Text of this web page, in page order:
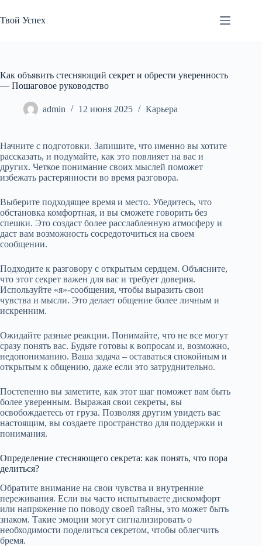
к
сути
Твой Успех
Как объявить стесняющий секрет и обрести уверенность
— Пошаговое руководство
admin 12 июня 2025 Карьера
Начните с подготовки. Запишите, что именно вы хотите
рассказать, и подумайте, как это повлияет на вас и
других. Четкое понимание своих мыслей поможет
избежать растерянности во время разговора.
Выберите подходящее время и место. Убедитесь, что
обстановка комфортная, и вы сможете говорить без
спешки. Это создаст более расслабленную атмосферу и
даст вам возможность сосредоточиться на своем
сообщении.
Подходите к разговору с открытым сердцем. Объясните,
что этот секрет важен для вас и требует доверия.
Используйте «я»-сообщения, чтобы выразить свои
чувства и мысли. Это делает общение более личным и
искренним.
Ожидайте разные реакции. Понимайте, что не все могут
сразу понять вас. Будьте готовы к вопросам и, возможно,
недопониманию. Ваша задача – оставаться спокойным и
открытым к общению, даже если это затруднительно.
Постепенно вы заметите, как этот шаг поможет вам быть
более уверенным. Выражая свои секреты, вы
освобождаетесь от груза. Позволяя другим увидеть вас
настоящим, вы создаете пространство для поддержки и
понимания.
Определение стесняющего секрета: как понять, что пора
делиться?
Обратите внимание на свои чувства и внутренние
переживания. Если вы часто испытываете дискомфорт
или напряжение по поводу своей тайны, это может быть
знаком. Такие эмоции могут сигнализировать о
необходимости поделиться секретом, чтобы облегчить
бремя.